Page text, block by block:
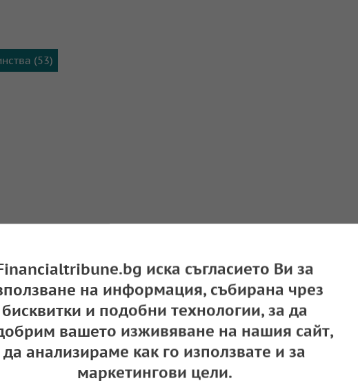
(53)
иска съгласието Ви за
на информация, събирана чрез
бисквитки и подобни технологии, за да
вашето изживяване на нашия сайт,
да анализираме как го използвате и за
маркетингови цели.